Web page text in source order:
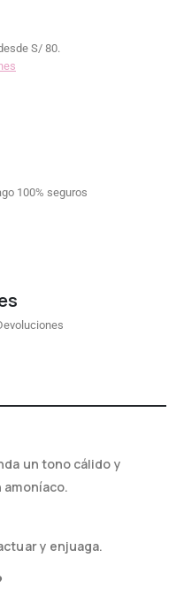
S/ 80.
100% seguros
un tono cálido y
y enjuaga.